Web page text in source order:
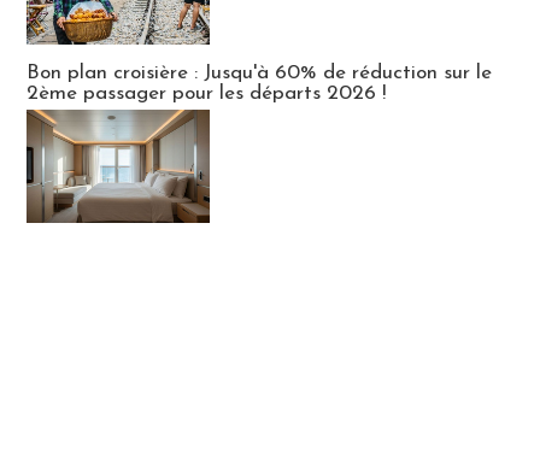
Bon plan croisière : Jusqu'à 60% de réduction sur le
2ème passager pour les départs 2026 !